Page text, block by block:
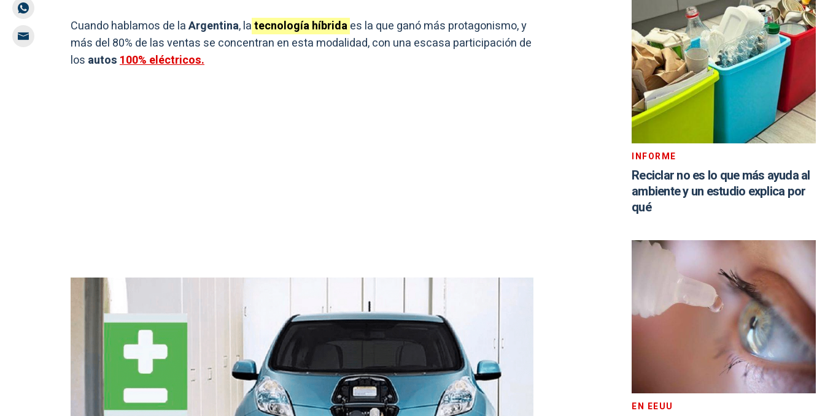
Cuando hablamos de laArgentina, latecnología híbridaes la que ganó más protagonismo, y
más del 80% de las ventas se concentran en esta modalidad, con una escasa participación de
los autos100% eléctricos.
INFORME
Reciclar no es lo que más ayuda al
ambiente y un estudio explica por
qué
EN EEUU